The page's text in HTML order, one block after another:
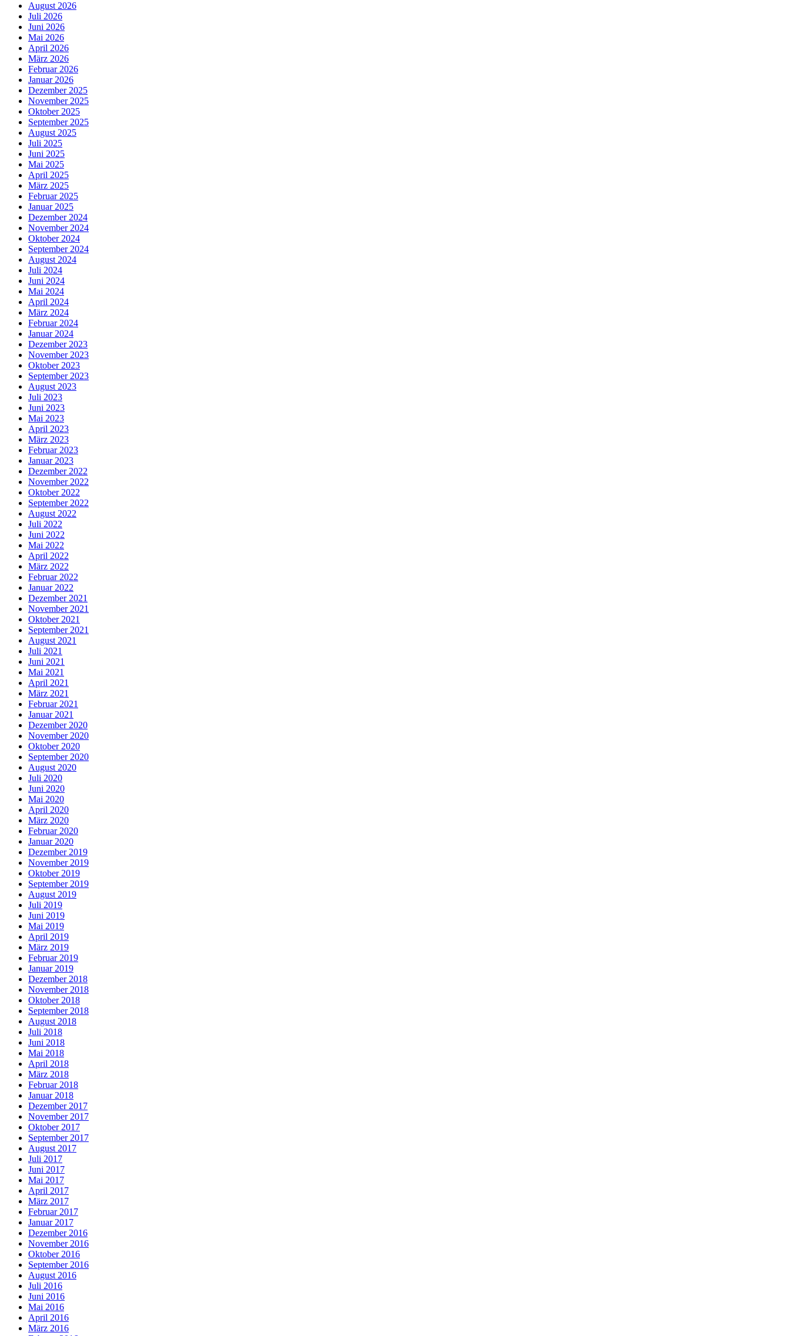
August 2026
Juli 2026
Juni 2026
Mai 2026
April 2026
März 2026
Februar 2026
Januar 2026
Dezember 2025
November 2025
Oktober 2025
September 2025
August 2025
Juli 2025
Juni 2025
Mai 2025
April 2025
März 2025
Februar 2025
Januar 2025
Dezember 2024
November 2024
Oktober 2024
September 2024
August 2024
Juli 2024
Juni 2024
Mai 2024
April 2024
März 2024
Februar 2024
Januar 2024
Dezember 2023
November 2023
Oktober 2023
September 2023
August 2023
Juli 2023
Juni 2023
Mai 2023
April 2023
März 2023
Februar 2023
Januar 2023
Dezember 2022
November 2022
Oktober 2022
September 2022
August 2022
Juli 2022
Juni 2022
Mai 2022
April 2022
März 2022
Februar 2022
Januar 2022
Dezember 2021
November 2021
Oktober 2021
September 2021
August 2021
Juli 2021
Juni 2021
Mai 2021
April 2021
März 2021
Februar 2021
Januar 2021
Dezember 2020
November 2020
Oktober 2020
September 2020
August 2020
Juli 2020
Juni 2020
Mai 2020
April 2020
März 2020
Februar 2020
Januar 2020
Dezember 2019
November 2019
Oktober 2019
September 2019
August 2019
Juli 2019
Juni 2019
Mai 2019
April 2019
März 2019
Februar 2019
Januar 2019
Dezember 2018
November 2018
Oktober 2018
September 2018
August 2018
Juli 2018
Juni 2018
Mai 2018
April 2018
März 2018
Februar 2018
Januar 2018
Dezember 2017
November 2017
Oktober 2017
September 2017
August 2017
Juli 2017
Juni 2017
Mai 2017
April 2017
März 2017
Februar 2017
Januar 2017
Dezember 2016
November 2016
Oktober 2016
September 2016
August 2016
Juli 2016
Juni 2016
Mai 2016
April 2016
März 2016